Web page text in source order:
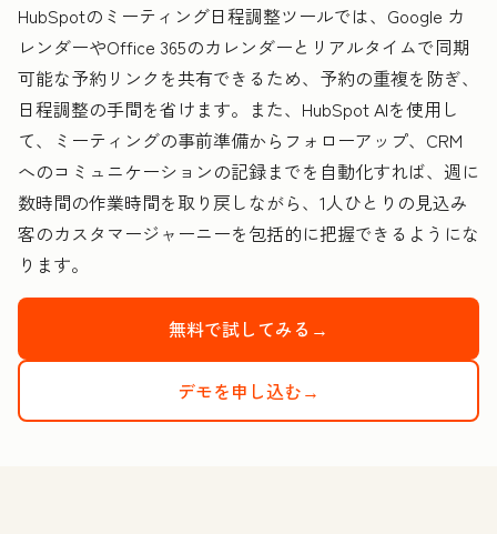
HubSpotのミーティング日程調整ツールでは、Google カ
レンダーやOffice 365のカレンダーとリアルタイムで同期
可能な予約リンクを共有できるため、予約の重複を防ぎ、
日程調整の手間を省けます。また、HubSpot AIを使用し
て、ミーティングの事前準備からフォローアップ、CRM
へのコミュニケーションの記録までを自動化すれば、週に
数時間の作業時間を取り戻しながら、1人ひとりの見込み
客のカスタマージャーニーを包括的に把握できるようにな
ります。
無料で試してみる→
デモを申し込む→